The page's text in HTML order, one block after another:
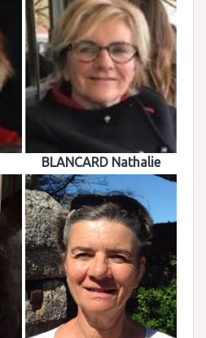
BLANCARD Nathalie